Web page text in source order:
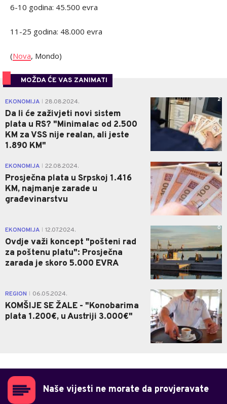
6-10 godina: 45.500 evra
11-25 godina: 48.000 evra
(Nova, Mondo)
MOŽDA ĆE VAS ZANIMATI
EKONOMIJA 28.08.2024.
Da li će zaživjeti novi sistem
plata u RS? "Minimalac od 2.500
KM za VSS nije realan, ali jeste
1.890 KM"
2
EKONOMIJA 22.08.2024.
Prosječna plata u Srpskoj 1.416
KM, najmanje zarade u
građevinarstvu
0
EKONOMIJA 12.07.2024.
Ovdje važi koncept "pošteni rad
za poštenu platu": Prosječna
zarada je skoro 5.000 EVRA
0
REGION 06.05.2024.
KOMŠIJE SE ŽALE - "Konobarima
plata 1.200€, u Austriji 3.000€"
0
Naše vijesti ne morate da provjeravate